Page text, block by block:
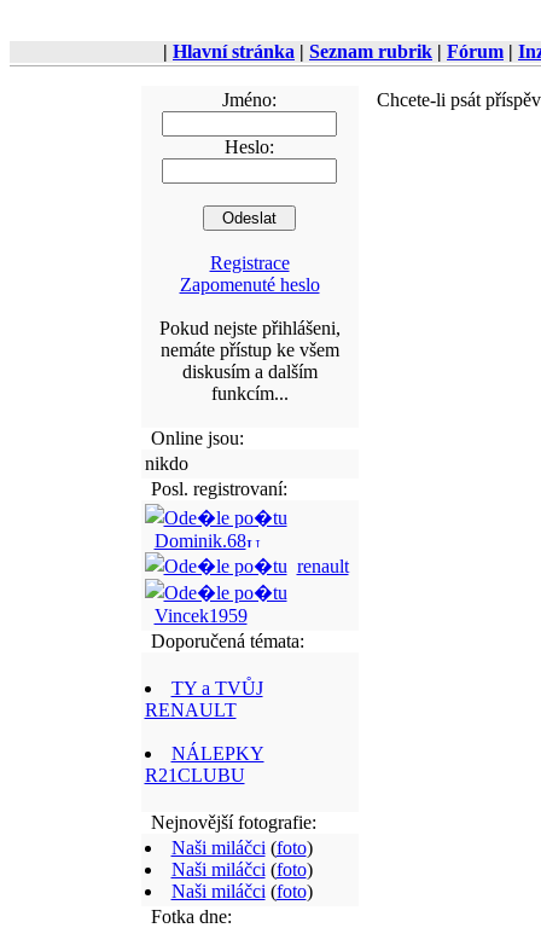
| Hlavní stránka | Seznam rubrik | Fórum |
Jméno:
Heslo:
Registrace
Zapomenuté heslo
Pokud nejste přihlášeni,
nemáte přístup ke všem
diskusím a dalším
funkcím...
Online jsou:
nikdo
Posl. registrovaní:
Dominik.68
renault
Vincek1959
Doporučená témata:
TY a TVŮJ
RENAULT
NÁLEPKY
R21CLUBU
Nejnovější fotografie:
Naši miláčci (foto)
Naši miláčci (foto)
Naši miláčci (foto)
Fotka dne:
Chcete-li psát